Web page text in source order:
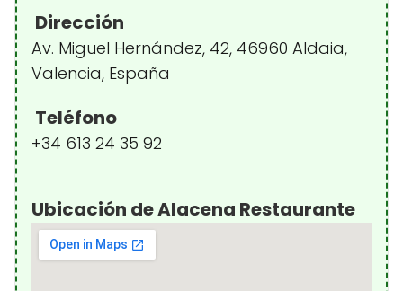
Dirección
Av. Miguel Hernández, 42, 46960 Aldaia,
Valencia, España
Teléfono
+34 613 24 35 92
Ubicación de Alacena Restaurante